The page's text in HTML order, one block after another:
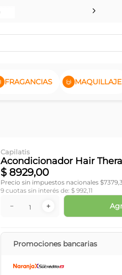
FRAGANCIAS MAQUILLAJE
Capilatis
Acondicionador Hair
$ 8929,00
Precio sin impuestos nacionales $
9cuotas sin interés de: $ 992,11
＋
－
Promociones bancarias